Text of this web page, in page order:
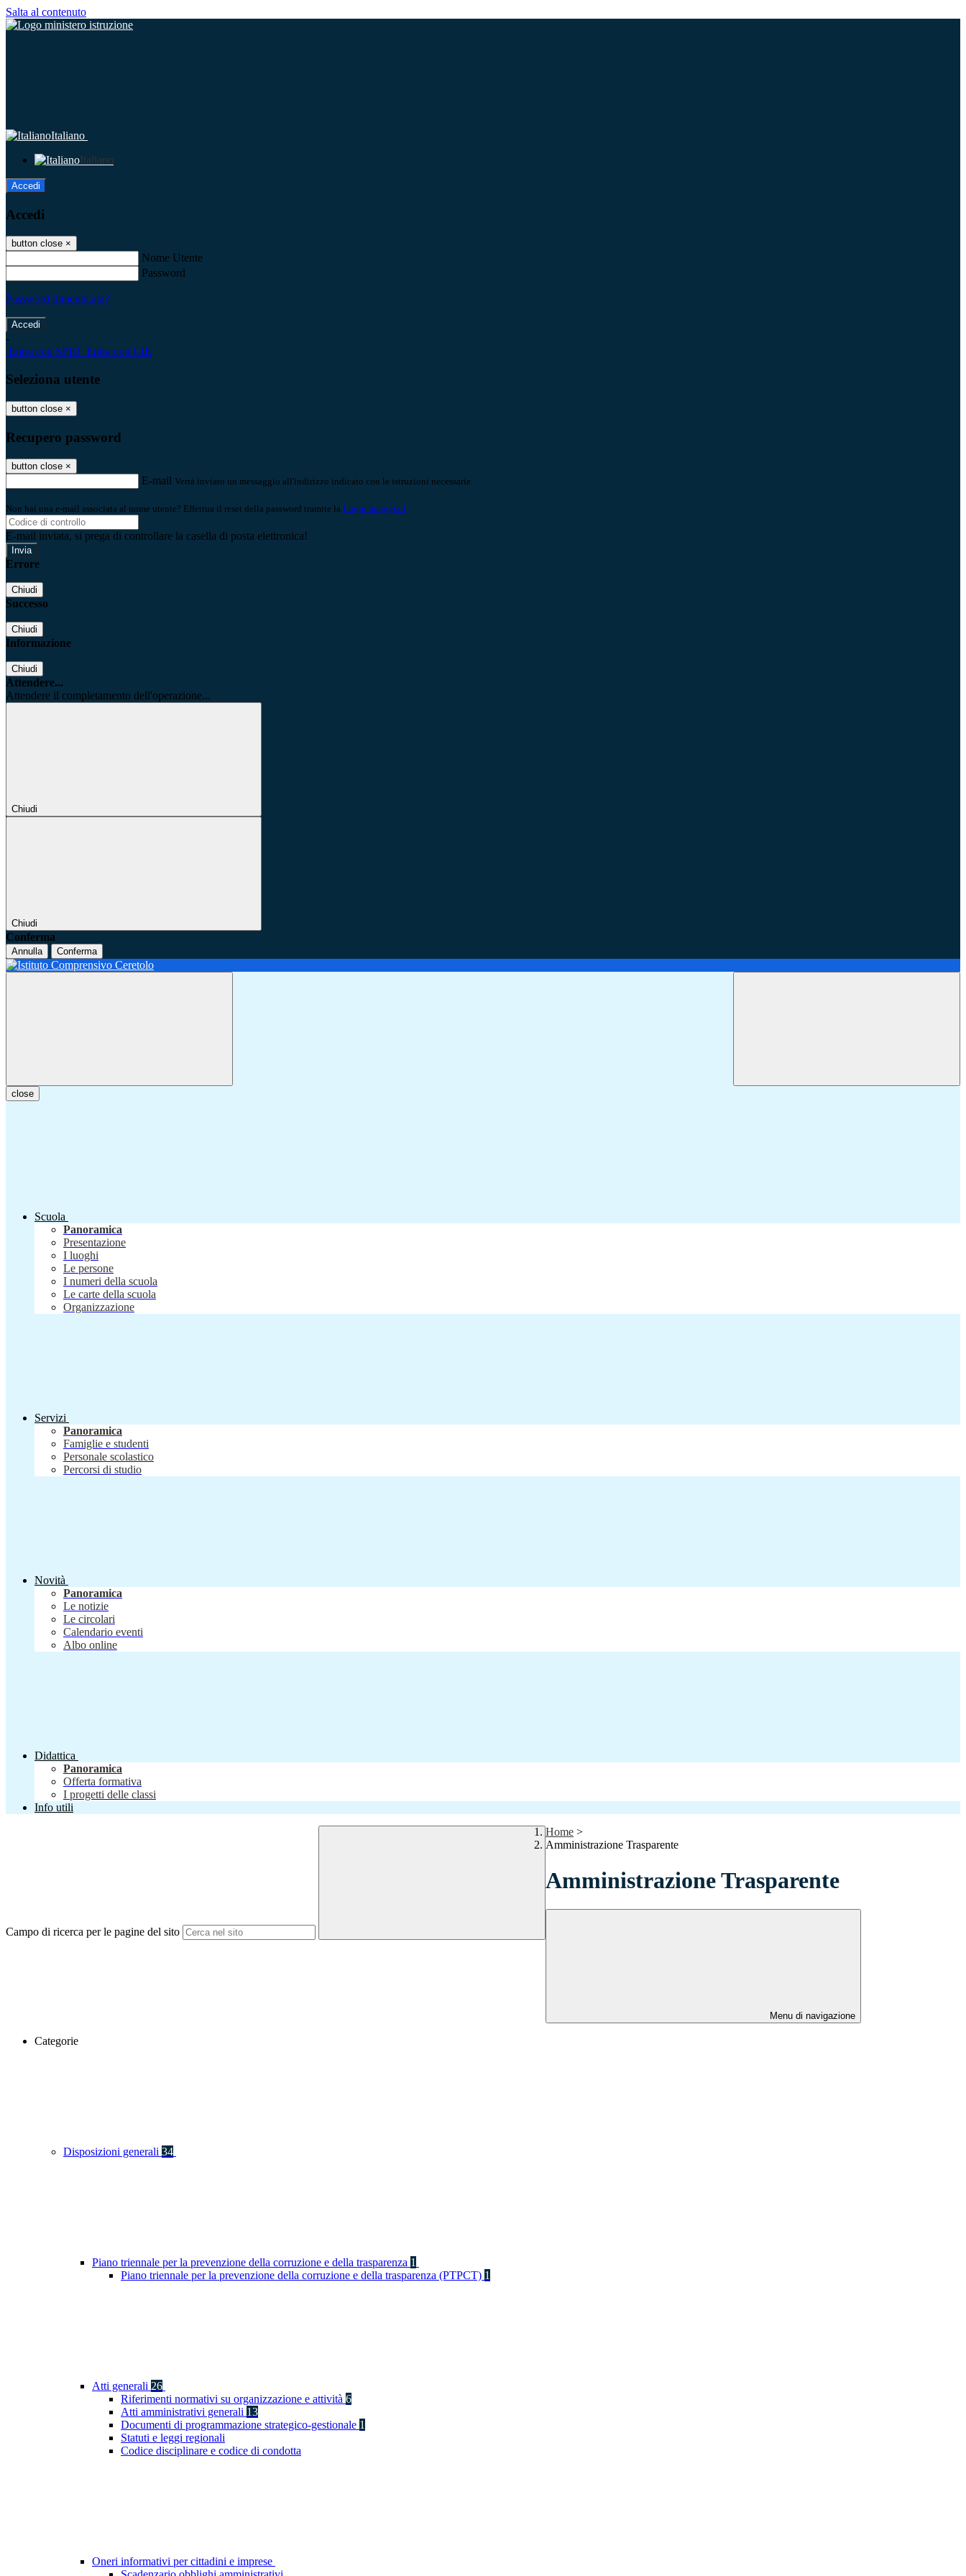
Salta al contenuto
Italiano
Italiano
Accedi
Accedi
button close ×
Nome Utente
Password
Password dimenticata?
-
Entra con SPID Entra con CIE
Seleziona utente
button close ×
Recupero password
button close ×
E-mail Verrà inviato un messaggio all'indirizzo indicato con le istruzioni necessarie.
Non hai una e-mail associata al nome utente? Effettua il reset della password tramite la Login Spaggiari
E-mail inviata, si prega di controllare la casella di posta elettronica!
Errore
Chiudi
Successo
Chiudi
Informazione
Chiudi
Attendere...
Attendere il completamento dell'operazione...
Chiudi
Chiudi
Conferma
Annulla Conferma
close
Scuola
Panoramica
Presentazione
I luoghi
Le persone
I numeri della scuola
Le carte della scuola
Organizzazione
Servizi
Panoramica
Famiglie e studenti
Personale scolastico
Percorsi di studio
Novità
Panoramica
Le notizie
Le circolari
Calendario eventi
Albo online
Didattica
Panoramica
Offerta formativa
I progetti delle classi
Info utili
Campo di ricerca per le pagine del sito
Home >
Amministrazione Trasparente
Amministrazione Trasparente
Menu di navigazione
Categorie
Disposizioni generali 34
Piano triennale per la prevenzione della corruzione e della trasparenza 1
Piano triennale per la prevenzione della corruzione e della trasparenza (PTPCT) 1
Atti generali 26
Riferimenti normativi su organizzazione e attività 6
Atti amministrativi generali 13
Documenti di programmazione strategico-gestionale 1
Statuti e leggi regionali
Codice disciplinare e codice di condotta
Oneri informativi per cittadini e imprese